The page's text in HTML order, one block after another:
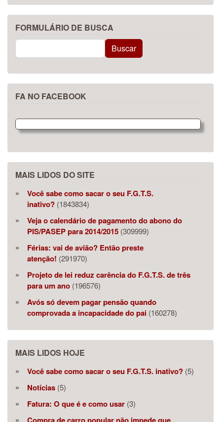
FORMULÁRIO DE BUSCA
Buscar Buscar
FA NO FACEBOOK
MAIS LIDOS DO SITE
Você sabe como sacar o seu F.G.T.S.
inativo? (1843834)
Veja o calendário de pagamento do abono do
PIS/PASEP para 2014/2015 (309999)
Férias: vai de avião? Então preste
atenção! (291970)
Projeto de lei reduz carência do F.G.T.S. de três
para um ano (196576)
Avós só devem pagar pensão quando
comprovada a incapacidade do pai (160278)
MAIS LIDOS HOJE
Você sabe como sacar o seu F.G.T.S. inativo? (5)
Notícias (5)
Fatura: O que é e como usar (3)